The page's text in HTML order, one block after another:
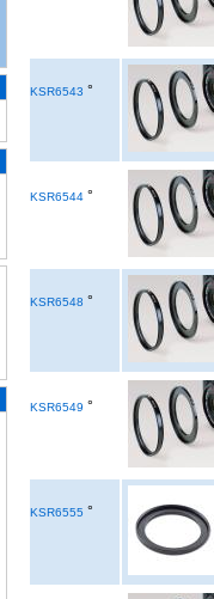
KSR6543 °
KSR6544 °
KSR6548 °
KSR6549 °
KSR6555 °